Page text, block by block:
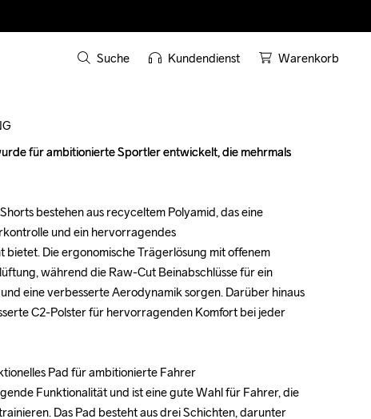
Suche Kundendienst Warenkorb
für ambitionierte Sportler entwickelt, die mehrmals
bestehen aus recyceltem Polyamid, das eine
und ein hervorragendes
bietet. Die ergonomische Trägerlösung mit offenem
während die Raw-Cut Beinabschlüsse für ein
eine verbesserte Aerodynamik sorgen. Darüber hinaus
C2-Polster für hervorragenden Komfort bei jeder
Pad für ambitionierte Fahrer
Funktionalität und ist eine gute Wahl für Fahrer, die
Das Pad besteht aus drei Schichten, darunter
für ambitionierte Sportler entwickelt, die mehrmals
bestehen aus recyceltem Polyamid, das eine
und ein hervorragendes
bietet. Die ergonomische Trägerlösung mit offenem
während die Raw-Cut Beinabschlüsse für ein
eine verbesserte Aerodynamik sorgen. Darüber hinaus
C2-Polster für hervorragenden Komfort bei jeder
Pad für ambitionierte Fahrer
Funktionalität und ist eine gute Wahl für Fahrer, die
Das Pad besteht aus drei Schichten, darunter